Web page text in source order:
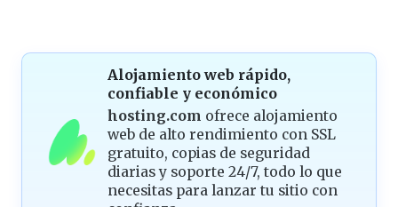
Alojamiento web rápido,
confiable y económico
hosting.com ofrece alojamiento
web de alto rendimiento con SSL
gratuito, copias de seguridad
diarias y soporte 24/7, todo lo que
necesitas para lanzar tu sitio con